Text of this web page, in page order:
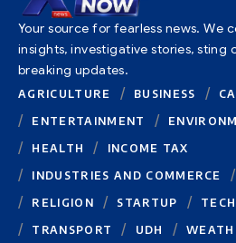
Your source for fearless news. We
insights, investigative stories, sting
breaking updates.
AGRICULTURE BUSINESS
ENTERTAINMENT
HEALTH
INCOME TAX
INDUSTRIES AND COMMERCE
RELIGION
STARTUP
TRANSPORT
UDH